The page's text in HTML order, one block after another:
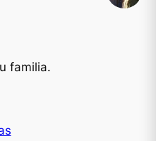
familia.